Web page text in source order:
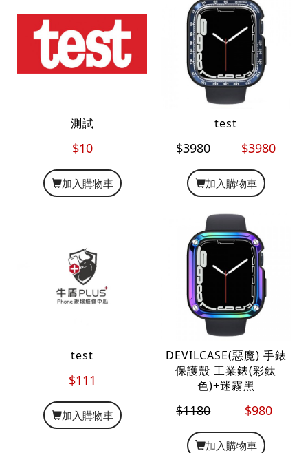
測試
$10
加入購物車
test
$3980 $3980
加入購物車
test
$111
加入購物車
DEVILCASE(惡魔) 手錶
保護殼 工業錶(彩鈦
色)+迷霧黑
$1180 $980
加入購物車